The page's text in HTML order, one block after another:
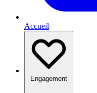
Accueil
Engagement